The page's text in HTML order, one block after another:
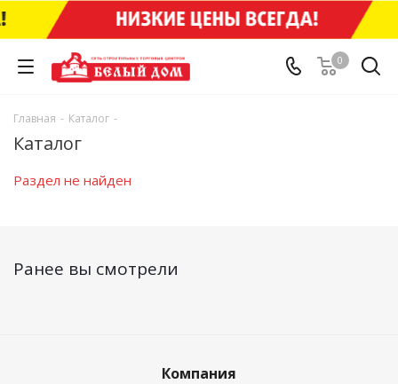
0
Главная - Каталог -
Каталог
Раздел не найден
Ранее вы смотрели
Компания